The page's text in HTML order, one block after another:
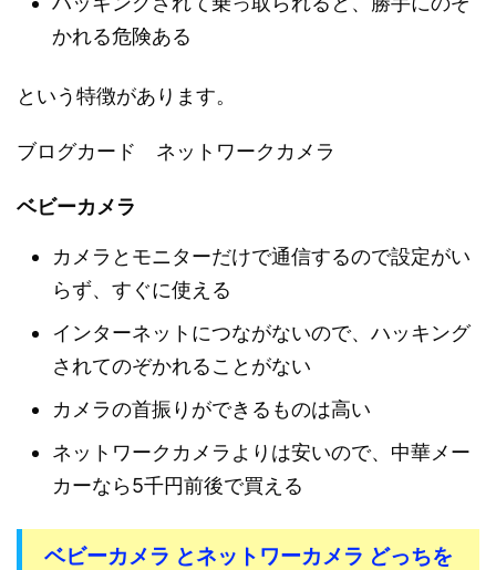
かれる危険ある
という特徴があります。
ブログカード ネットワークカメラ
ベビーカメラ
カメラとモニターだけで通信するので設定がい
らず、すぐに使える
インターネットにつながないので、ハッキング
されてのぞかれることがない
カメラの首振りができるものは高い
ネットワークカメラよりは安いので、中華メー
カーなら5千円前後で買える
ベビーカメラ とネットワーカメラ どっちを